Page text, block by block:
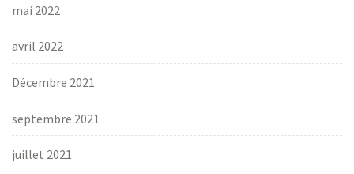
mai 2022
avril 2022
Décembre 2021
septembre 2021
juillet 2021